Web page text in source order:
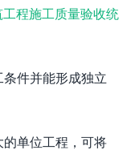
程施工质量验收统
件并能形成独立
单位工程，可将